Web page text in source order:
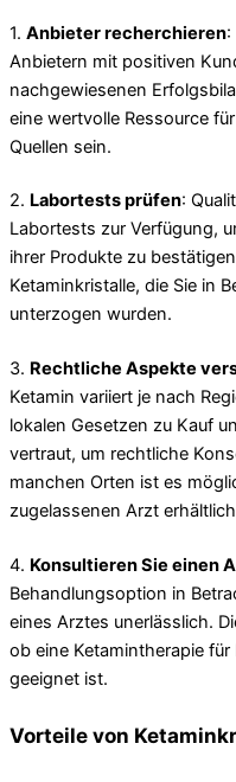
1. Anbieter recherchieren:
Anbietern mit positiven
nachgewiesenen
eine wertvolle Ressource
Quellen sein.
2. Labortests prüfen:
Labortests zur Verfügung,
ihrer Produkte zu
Ketaminkristalle, die Sie in
unterzogen wurden.
3. Rechtliche Aspekte
Ketamin variiert je nach
lokalen Gesetzen zu Kauf
vertraut, um rechtliche
manchen Orten ist es
zugelassenen Arzt
4. Konsultieren Sie einen
Behandlungsoption in
eines Arztes unerlässlich.
ob eine Ketamintherapie
geeignet ist.
Vorteile von